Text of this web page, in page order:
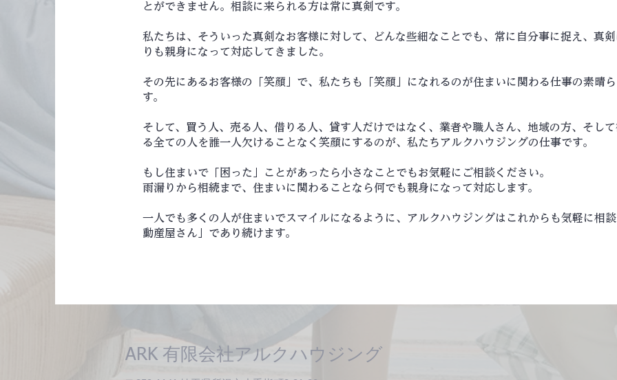
とができません。相談に来られる方は常に真剣です。
私たちは、そういった真剣なお客様に対して、どんな些細なことでも、常に自分事に捉え、真
りも親身になって対応してきました。
その先にあるお客様の「笑顔」で、私たちも「笑顔」になれるのが住まいに関わる仕事の素晴
す。
そして、買う人、売る人、借りる人、貸す人だけではなく、業者や職人さん、地域の方、そし
る全ての人を誰一人欠けることなく笑顔にするのが、私たちアルクハウジングの仕事です。
もし住まいで「困った」ことがあったら小さなことでもお気軽にご相談ください。
雨漏りから相続まで、住まいに関わることなら何でも親身になって対応します。
一人でも多くの人が住まいでスマイルになるように、アルクハウジングはこれからも気軽に相
動産屋さん」であり続けます。
ARK 有限会社アルクハウジング